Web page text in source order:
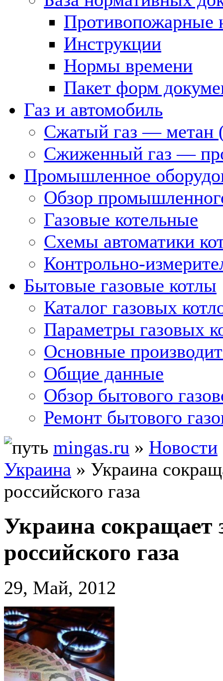
Противопожарные
Инструкции
Нормы времени
Пакет форм
Газ и автомобиль
Сжатый газ — метан
Сжиженный газ —
Промышленное
Обзор
Газовые котельные
Схемы автоматики
Контрольно-
Бытовые газовые котлы
Каталог газовых
Параметры газовых
Основные
Общие данные
Обзор бытового
Ремонт бытового
mingas.ru » Новости
Украина » Украина
российского газа
Украина сокращает
российского газа
29, Май, 2012